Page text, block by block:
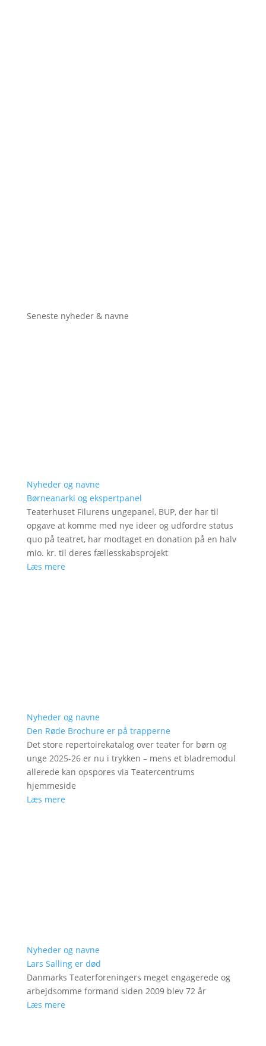
Seneste nyheder & navne
Nyheder og navne
Børneanarki og ekspertpanel
Teaterhuset Filurens ungepanel, BUP, der har til
opgave at komme med nye ideer og udfordre status
quo på teatret, har modtaget en donation på en halv
mio. kr. til deres fællesskabsprojekt
Læs mere
Nyheder og navne
Den Røde Brochure er på trapperne
Det store repertoirekatalog over teater for børn og
unge 2025-26 er nu i trykken – mens et bladremodul
allerede kan opspores via Teatercentrums
hjemmeside
Læs mere
Nyheder og navne
Lars Salling er død
Danmarks Teaterforeningers meget engagerede og
arbejdsomme formand siden 2009 blev 72 år
Læs mere